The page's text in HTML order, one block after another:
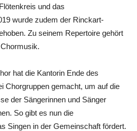
und das
wurde zudem der Rinckart-
Zu seinem Repertoire gehört
hat die Kantorin Ende des
Chorgruppen gemacht, um auf die
der Sängerinnen und Sänger
So gibt es nun die
Singen in der Gemeinschaft fördert.